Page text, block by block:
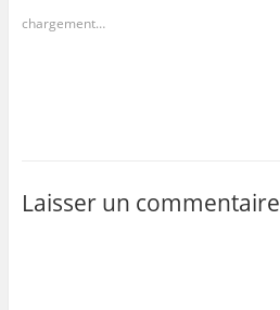
chargement…
Laisser un commentaire